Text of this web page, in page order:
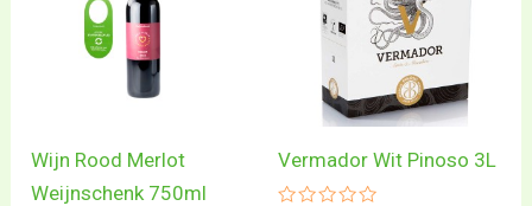
Wijn Rood Merlot
Weijnschenk 750ml
Vermador Wit Pinoso 3L